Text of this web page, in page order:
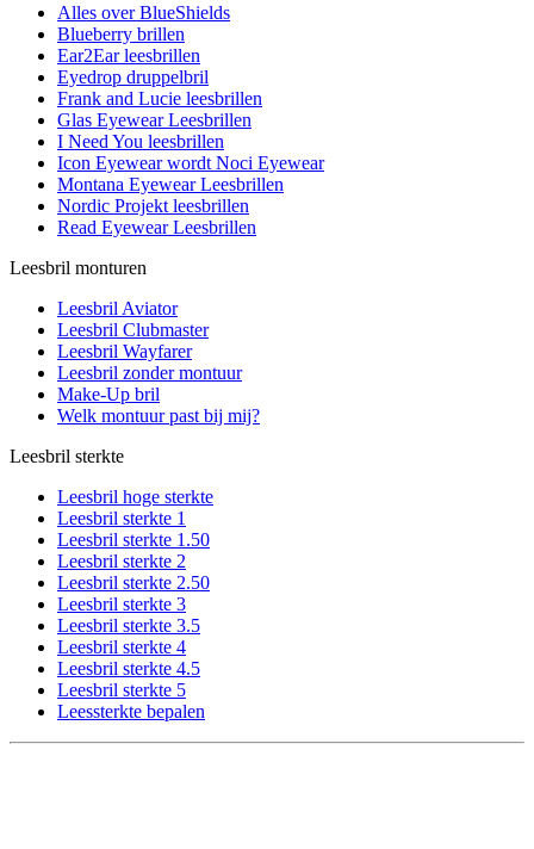
Alles over BlueShields
Blueberry brillen
Ear2Ear leesbrillen
Eyedrop druppelbril
Frank and Lucie leesbrillen
Glas Eyewear Leesbrillen
I Need You leesbrillen
Icon Eyewear wordt Noci Eyewear
Montana Eyewear Leesbrillen
Nordic Projekt leesbrillen
Read Eyewear Leesbrillen
Leesbril monturen
Leesbril Aviator
Leesbril Clubmaster
Leesbril Wayfarer
Leesbril zonder montuur
Make-Up bril
Welk montuur past bij mij?
Leesbril sterkte
Leesbril hoge sterkte
Leesbril sterkte 1
Leesbril sterkte 1.50
Leesbril sterkte 2
Leesbril sterkte 2.50
Leesbril sterkte 3
Leesbril sterkte 3.5
Leesbril sterkte 4
Leesbril sterkte 4.5
Leesbril sterkte 5
Leessterkte bepalen